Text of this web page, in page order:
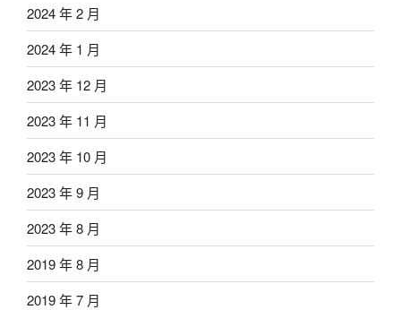
2024 年 2 月
2024 年 1 月
2023 年 12 月
2023 年 11 月
2023 年 10 月
2023 年 9 月
2023 年 8 月
2019 年 8 月
2019 年 7 月